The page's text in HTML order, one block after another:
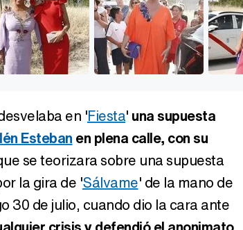
en 'Fiesta' una supuesta
Esteban en plena calle, con su
se teorizara sobre una supuesta
la gira de 'Sálvame' de la mano de
30 de julio, cuando dio la cara ante